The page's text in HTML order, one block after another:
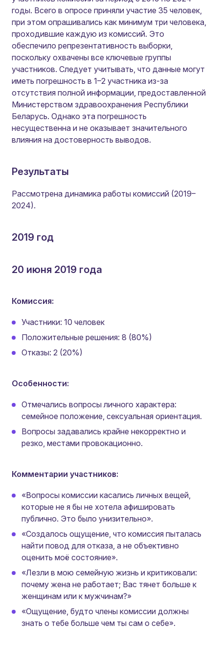
годы. Всего в опросе приняли участие 35 человек,
при этом опрашивались как минимум три человека,
проходившие каждую из комиссий. Это
обеспечило репрезентативность выборки,
поскольку охвачены все ключевые группы
участников. Следует учитывать, что данные могут
иметь погрешность в 1–2 участника из-за
отсутствия полной информации, предоставленной
Министерством здравоохранения Республики
Беларусь. Однако эта погрешность
несущественна и не оказывает значительного
влияния на достоверность выводов.
Результаты
Рассмотрена динамика работы комиссий (2019–
2024).
2019 год
20 июня 2019 года
Комиссия:
Участники: 10 человек
Положительные решения: 8 (80%)
Отказы: 2 (20%)
Особенности:
Отмечались вопросы личного характера:
семейное положение, сексуальная ориентация.
Вопросы задавались крайне некорректно и
резко, местами провокационно.
Комментарии участников:
«Вопросы комиссии касались личных вещей,
которые не я бы не хотела афишировать
публично. Это было унизительно».
«Создалось ощущение, что комиссия пыталась
найти повод для отказа, а не объективно
оценить моё состояние».
«Лезли в мою семейную жизнь и критиковали:
почему жена не работает; Вас тянет больше к
женщинам или к мужчинам?»
«Ощущение, будто члены комиссии должны
знать о тебе больше чем ты сам о себе».